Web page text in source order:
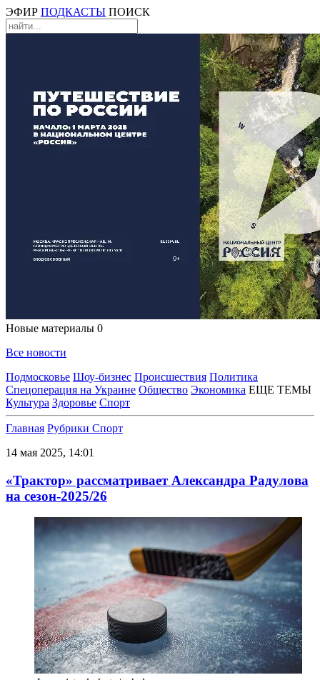
ЭФИР ПОДКАСТЫ ПОИСК
Новые материалы 0
Все новости
Подмосковье Шоу-бизнес Происшествия Политика
Спецоперация на Украине Общество Экономика ЕЩЕ ТЕМЫ
Культура Здоровье Спорт
Главная Рубрики Спорт
14 мая 2025, 14:01
«Трактор» рассматривает Александра Радулова
на сезон-2025/26